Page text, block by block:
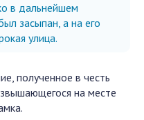
в дальнейшем
засыпан, а на его
улица.
полученное в честь
на месте